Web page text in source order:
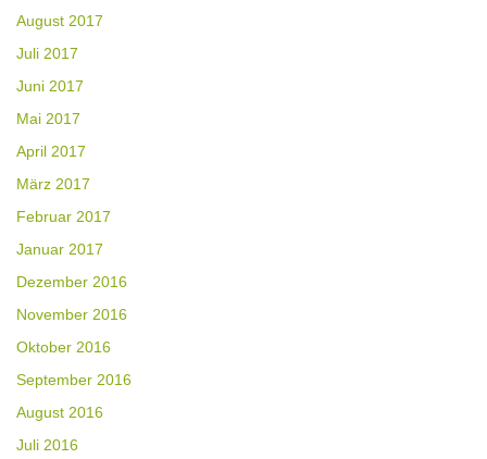
August 2017
Juli 2017
Juni 2017
Mai 2017
April 2017
März 2017
Februar 2017
Januar 2017
Dezember 2016
November 2016
Oktober 2016
September 2016
August 2016
Juli 2016